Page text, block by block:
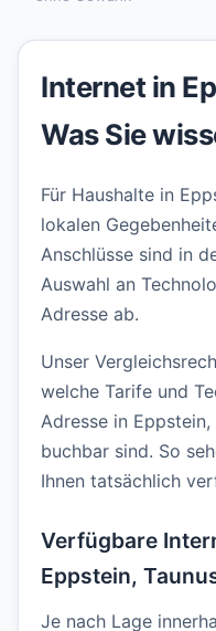
Internet in
Was Sie
Für Haushalte in
lokalen
Anschlüsse sind in
Auswahl an
Adresse ab.
Unser
welche Tarife und
Adresse in Eppstein,
buchbar sind. So
Ihnen tatsächlich
Verfügbare
Eppstein,
Je nach Lage